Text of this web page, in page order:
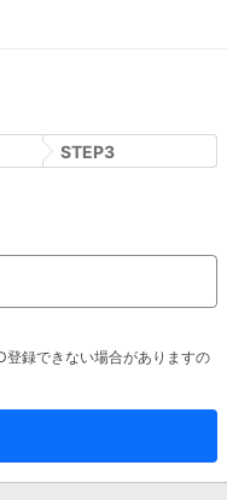
STEP3
登録できない場合がありますの